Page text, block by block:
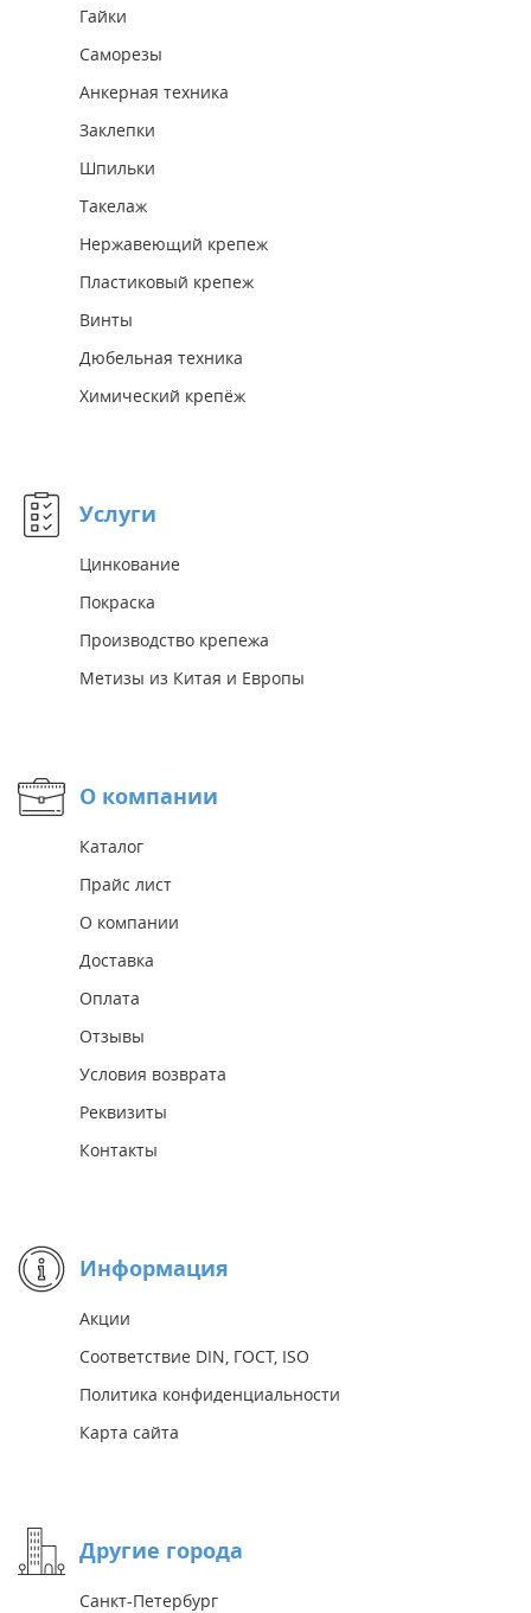
Гайки
Саморезы
Анкерная техника
Заклепки
Шпильки
Такелаж
Нержавеющий крепеж
Пластиковый крепеж
Винты
Дюбельная техника
Химический крепёж
Услуги
Цинкование
Покраска
Производство крепежа
Метизы из Китая и Европы
О компании
Каталог
Прайс лист
О компании
Доставка
Оплата
Отзывы
Условия возврата
Реквизиты
Контакты
Информация
Акции
Соответствие DIN, ГОСТ, ISO
Политика конфиденциальности
Карта сайта
Другие города
Санкт-Петербург